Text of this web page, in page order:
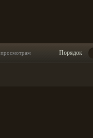
просмотрам Порядок